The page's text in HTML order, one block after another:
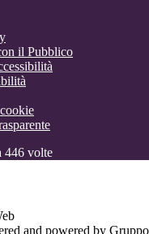
il Pubblico
446 volte
and powered by